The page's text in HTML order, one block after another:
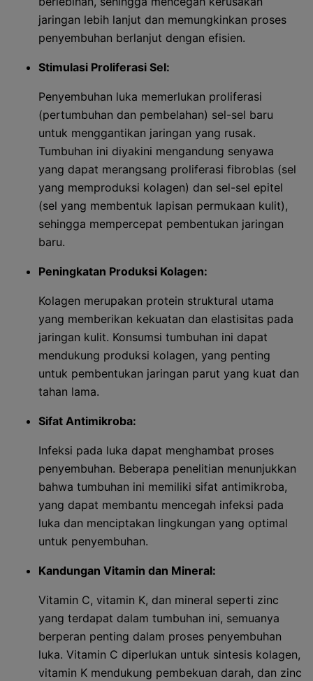
jaringan lebih lanjut dan memungkinkan proses
penyembuhan berlanjut dengan efisien.
Stimulasi Proliferasi Sel:
Penyembuhan luka memerlukan proliferasi
(pertumbuhan dan pembelahan) sel-sel baru
untuk menggantikan jaringan yang rusak.
Tumbuhan ini diyakini mengandung senyawa
yang dapat merangsang proliferasi fibroblas (sel
yang memproduksi kolagen) dan sel-sel epitel
(sel yang membentuk lapisan permukaan kulit),
sehingga mempercepat pembentukan jaringan
baru.
Peningkatan Produksi Kolagen:
Kolagen merupakan protein struktural utama
yang memberikan kekuatan dan elastisitas pada
jaringan kulit. Konsumsi tumbuhan ini dapat
mendukung produksi kolagen, yang penting
untuk pembentukan jaringan parut yang kuat dan
tahan lama.
Sifat Antimikroba:
Infeksi pada luka dapat menghambat proses
penyembuhan. Beberapa penelitian menunjukkan
bahwa tumbuhan ini memiliki sifat antimikroba,
yang dapat membantu mencegah infeksi pada
luka dan menciptakan lingkungan yang optimal
untuk penyembuhan.
Kandungan Vitamin dan Mineral:
Vitamin C, vitamin K, dan mineral seperti zinc
yang terdapat dalam tumbuhan ini, semuanya
berperan penting dalam proses penyembuhan
luka. Vitamin C diperlukan untuk sintesis kolagen,
vitamin K mendukung pembekuan darah, dan zinc